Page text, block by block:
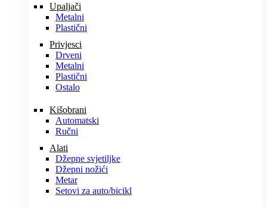
Upaljači
Metalni
Plastični
Privjesci
Drveni
Metalni
Plastični
Ostalo
Kišobrani
Automatski
Ručni
Alati
Džepne svjetiljke
Džepni nožići
Metar
Setovi za auto/bicikl